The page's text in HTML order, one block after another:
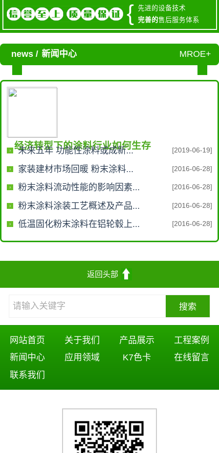
{ 先进的设备技术
完善的售后服务体系
news / 新闻中心 MROE+
经济转型下的涂料行业如何生存
未来五年 功能性涂料或成新... [2019-06-19]
家装建材市场回暖 粉末涂料... [2016-06-28]
粉末涂料流动性能的影响因素... [2016-06-28]
粉末涂料涂装工艺概述及产品... [2016-06-28]
低温固化粉末涂料在铝轮毂上... [2016-06-28]
返回头部
网站首页 关于我们 产品展示
工程案例
新闻中心
应用领域 K7色卡
在线留言
联系我们